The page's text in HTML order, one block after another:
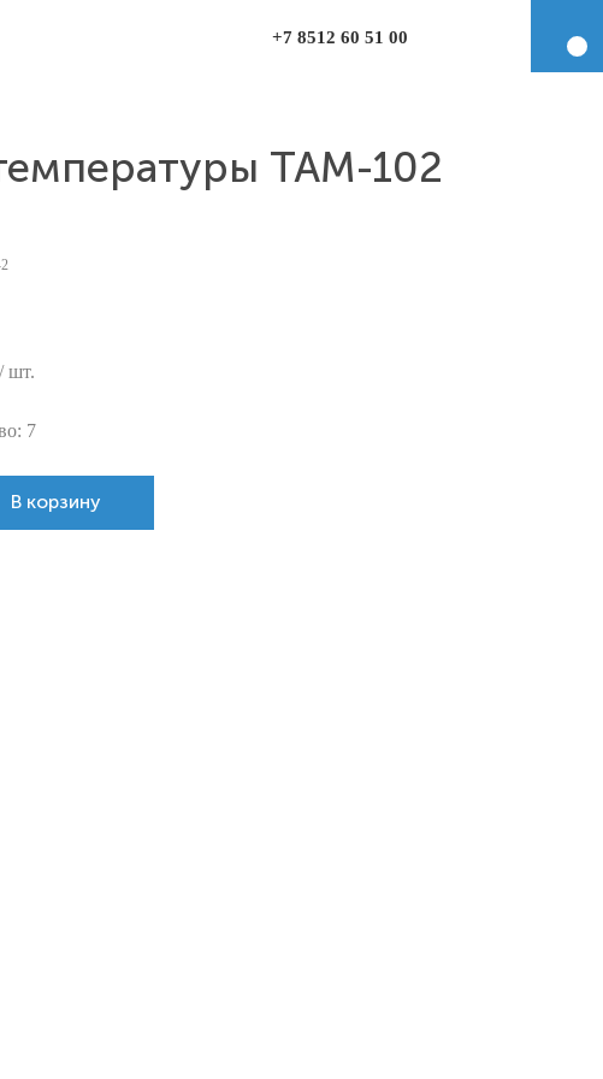
+7 8512 60 51 00
ТАМ-102
шт.
7
В корзину